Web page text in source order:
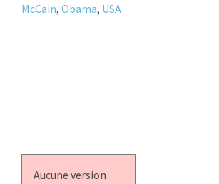
McCain, Obama, USA
Aucune version